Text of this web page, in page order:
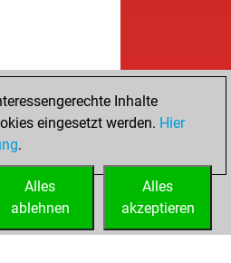
Inhalte
eingesetzt werden. Hier
.
Alles
akzeptieren
Alles
ablehnen